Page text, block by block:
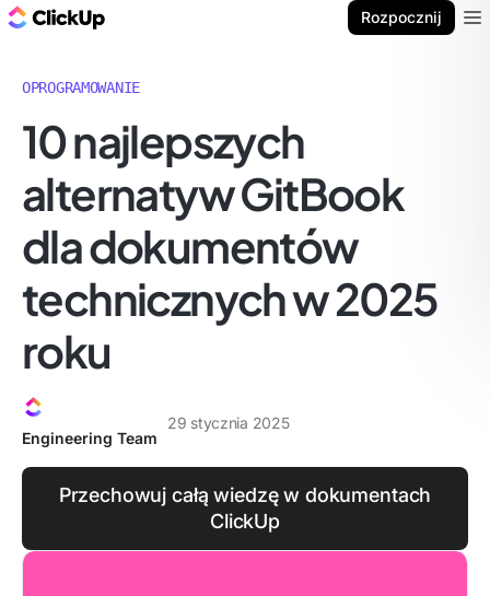
Rozpocznij
OPROGRAMOWANIE
10 najlepszych
alternatyw GitBook
dla dokumentów
technicznych w 2025
roku
Engineering Team
29 stycznia 2025
Przechowuj całą wiedzę w dokumentach
ClickUp